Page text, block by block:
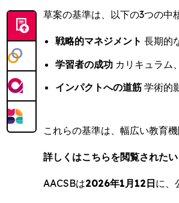
草案の基準は、以下の3つの中
戦略的マネジメント 長期的
学習者の成功 カリキュラム
インパクトへの道筋 学術的
これらの基準は、幅広い教育
詳しくはこちらを閲覧されたい
AACSBは2026年1月12日に、